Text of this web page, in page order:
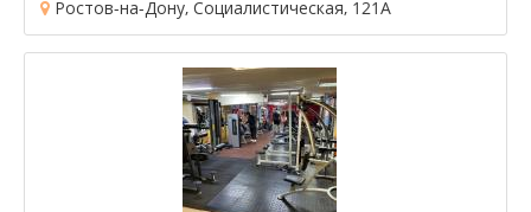
Ростов-на-Дону, Социалистическая, 121А